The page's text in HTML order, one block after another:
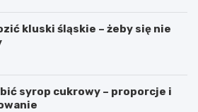
kluski śląskie – żeby się nie
syrop cukrowy – proporcje i